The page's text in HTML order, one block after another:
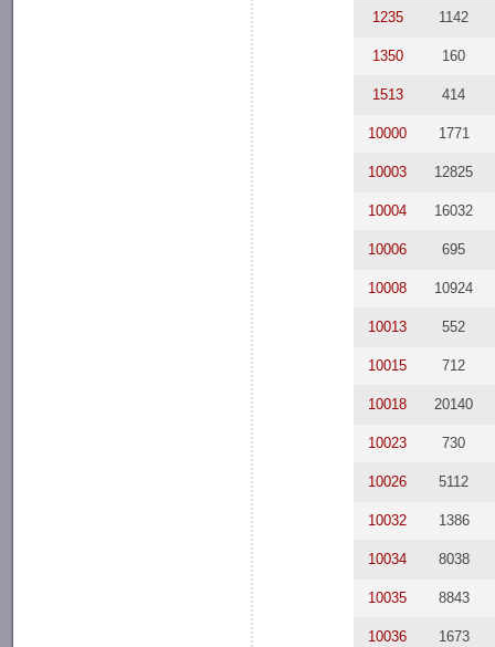
1235 1142
1350 160
1513 414
10000 1771
10003 12825
10004 16032
10006 695
10008 10924
10013 552
10015 712
10018 20140
10023 730
10026 5112
10032 1386
10034 8038
10035 8843
10036 1673